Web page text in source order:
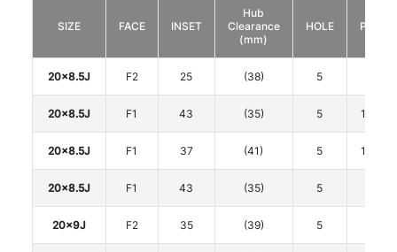
SIZE FACE INSET
Hub
Clearance
(mm)
HOLE P.C.D.
20x8.5J F2 25 (38) 5
20x8.5J F1 43 (35) 5 114.3
20x8.5J F1 37 (41) 5 114.3
20x8.5J F1 43 (35) 5
20x9J F2 35 (39) 5